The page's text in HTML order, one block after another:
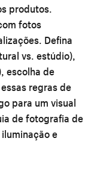
produtos.
fotos
Defina
vs. estúdio),
escolha de
regras de
para um visual
de fotografia de
e